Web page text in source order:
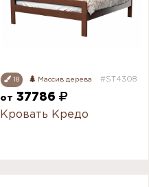
18 Массив дерева #ST4308
от 37786
Кровать Кредо